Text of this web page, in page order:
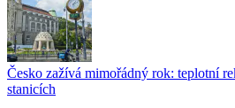
Česko zažívá mimořádný rok: teplotní
stanicích